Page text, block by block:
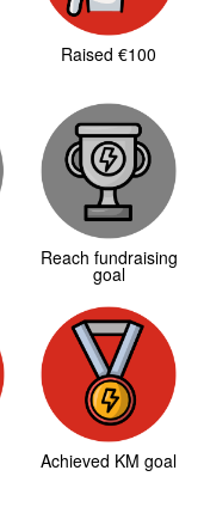
Raised €100
Reach fundraising
goal
Achieved KM goal